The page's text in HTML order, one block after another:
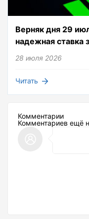
Верняк дня 29
надежная ставка
28 июля 2026
Читать
Комментарии
Комментариев ещё